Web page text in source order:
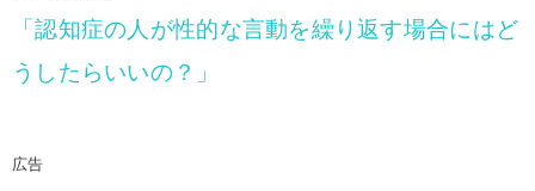
「認知症の人が性的な言動を繰り返す場合にはど
うしたらいいの？」
広告